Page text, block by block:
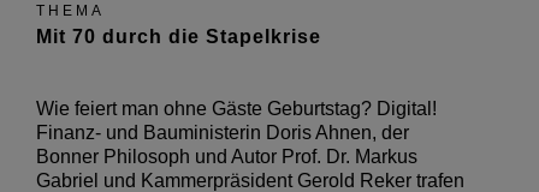
THEMA
Mit 70 durch die Stapelkrise
Wie feiert man ohne Gäste Geburtstag? Digital!
Finanz- und Bauministerin Doris Ahnen, der
Bonner Philosoph und Autor Prof. Dr. Markus
Gabriel und Kammerpräsident Gerold Reker trafen